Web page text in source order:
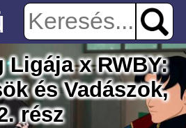
Ligája x RWBY:
és Vadászok,
rész